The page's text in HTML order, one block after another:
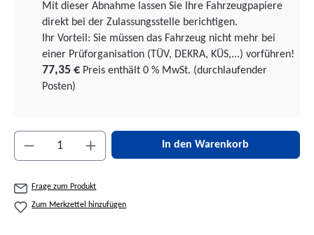
Mit dieser Abnahme lassen Sie Ihre Fahrzeugpapiere
direkt bei der Zulassungsstelle berichtigen.
Ihr Vorteil: Sie müssen das Fahrzeug nicht mehr bei
einer Prüforgani­sation (TÜV, DEKRA, KÜS,...) vorführen!
77,35 € Preis enthält 0 % MwSt. (durchlaufender
Posten)
Produkt Anzahl: Gib den gewünschten Wert
In den Warenkorb
Frage zum Produkt
Zum Merkzettel hinzufügen